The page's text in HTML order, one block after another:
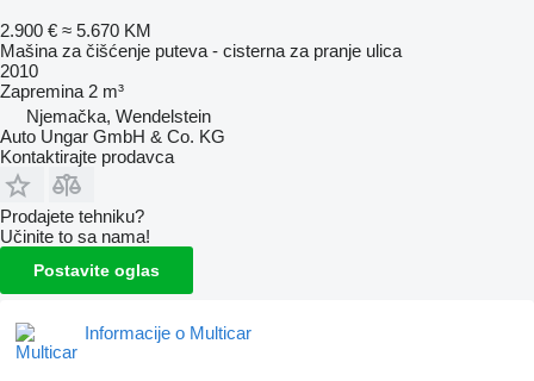
2.900 € ≈ 5.670 KM
Mašina za čišćenje puteva - cisterna za pranje ulica
2010
Zapremina 2 m³
Njemačka, Wendelstein
Auto Ungar GmbH & Co. KG
Kontaktirajte prodavca
Prodajete tehniku?
Učinite to sa nama!
Postavite oglas
Informacije o Multicar